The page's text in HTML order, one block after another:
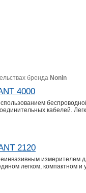
бренда Nonin
4000
кабелей.
2120
легком, компактном